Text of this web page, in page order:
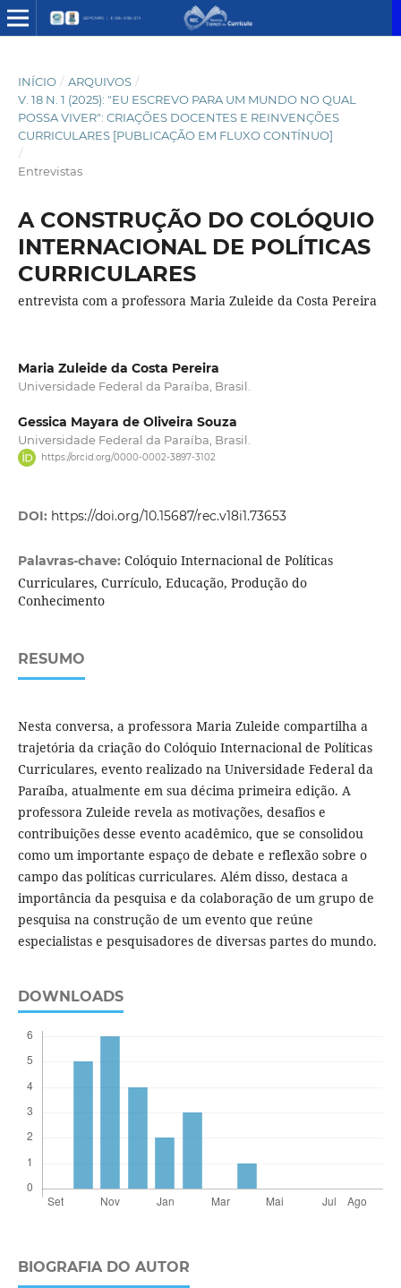
INÍCIO / ARQUIVOS /
V. 18 N. 1 (2025): "EU ESCREVO PARA UM MUNDO NO QUAL
POSSA VIVER": CRIAÇÕES DOCENTES E REINVENÇÕES
CURRICULARES [PUBLICAÇÃO EM FLUXO CONTÍNUO]
/
Entrevistas
A CONSTRUÇÃO DO COLÓQUIO
INTERNACIONAL DE POLÍTICAS
CURRICULARES
entrevista com a professora Maria Zuleide da Costa Pereira
Maria Zuleide da Costa Pereira
Universidade Federal da Paraíba, Brasil.
Gessica Mayara de Oliveira Souza
Universidade Federal da Paraíba, Brasil.
https://orcid.org/0000-0002-3897-3102
DOI: https://doi.org/10.15687/rec.v18i1.73653
Palavras-chave: Colóquio Internacional de Políticas
Curriculares, Currículo, Educação, Produção do
Conhecimento
RESUMO
Nesta conversa, a professora Maria Zuleide compartilha a
trajetória da criação do Colóquio Internacional de Políticas
Curriculares, evento realizado na Universidade Federal da
Paraíba, atualmente em sua décima primeira edição. A
professora Zuleide revela as motivações, desafios e
contribuições desse evento acadêmico, que se consolidou
como um importante espaço de debate e reflexão sobre o
campo das políticas curriculares. Além disso, destaca a
importância da pesquisa e da colaboração de um grupo de
pesquisa na construção de um evento que reúne
especialistas e pesquisadores de diversas partes do mundo.
DOWNLOADS
BIOGRAFIA DO AUTOR